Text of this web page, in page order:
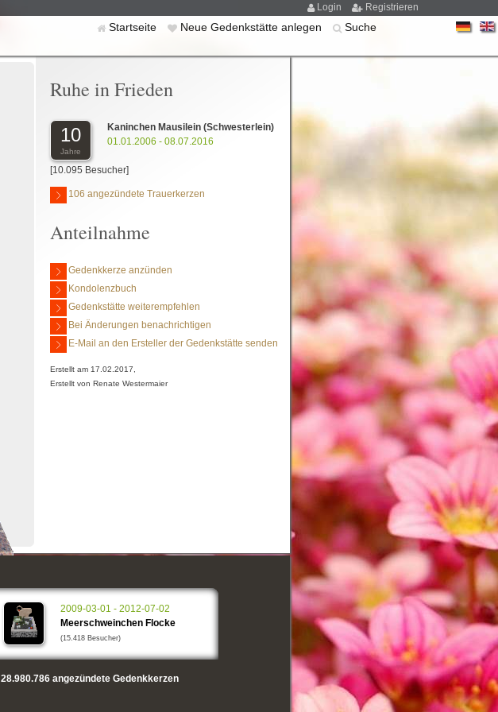
Login Registrieren
Startseite Neue Gedenkstätte anlegen Suche
Ruhe in Frieden
10
Jahre
Kaninchen Mausilein (Schwesterlein)
01.01.2006 - 08.07.2016
[10.095 Besucher]
106 angezündete Trauerkerzen
Anteilnahme
Gedenkkerze anzünden
Kondolenzbuch
Gedenkstätte weiterempfehlen
Bei Änderungen benachrichtigen
E-Mail an den Ersteller der Gedenkstätte senden
Erstellt am 17.02.2017,
Erstellt von Renate Westermaier
2009-03-01 - 2012-07-02
Meerschweinchen Flocke
(15.418 Besucher)
28.980.786angezündete Gedenkkerzen